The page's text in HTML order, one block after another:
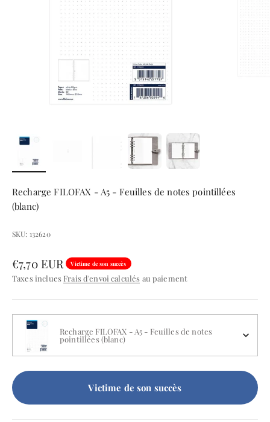
Recharge FILOFAX - A5 - Feuilles de notes pointillées
(blanc)
SKU: 132620
Prix de vente
€7,70 EUR Victime de son succès
Taxes inclues Frais d'envoi calculés au paiement
Recharge FILOFAX - A5 - Feuilles de notes
pointillées (blanc)
Victime de son succès